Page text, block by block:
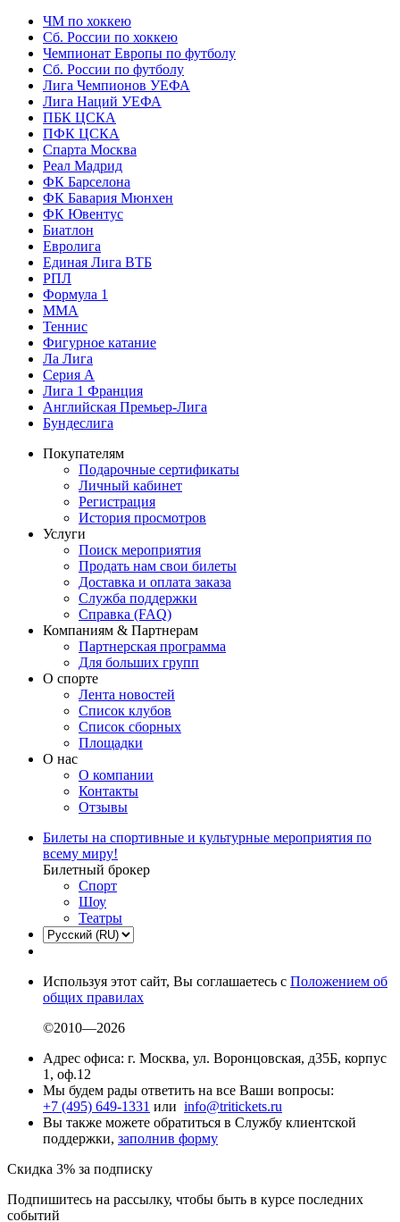
ЧМ по хоккею
Сб. России по хоккею
Чемпионат Европы по футболу
Сб. России по футболу
Лига Чемпионов УЕФА
Лига Наций УЕФА
ПБК ЦСКА
ПФК ЦСКА
Спарта Москва
Реал Мадрид
ФК Барселона
ФК Бавария Мюнхен
ФК Ювентус
Биатлон
Евролига
Единая Лига ВТБ
РПЛ
Формула 1
MMA
Теннис
Фигурное катание
Ла Лига
Серия А
Лига 1 Франция
Английская Премьер-Лига
Бундеслига
Покупателям
Подарочные сертификаты
Личный кабинет
Регистрация
История просмотров
Услуги
Поиск мероприятия
Продать нам свои билеты
Доставка и оплата заказа
Служба поддержки
Справка (FAQ)
Компаниям & Партнерам
Партнерская программа
Для больших групп
О спорте
Лента новостей
Список клубов
Список сборных
Площадки
О нас
О компании
Контакты
Отзывы
Билеты на спортивные и культурные мероприятия по
всему миру!
Билетный брокер
Спорт
Шоу
Театры
Используя этот сайт, Вы соглашаетесь с Положением об
общих правилах
©2010—2026
Адрес офиса: г. Москва, ул. Воронцовская, д35Б, корпус
1, оф.12
Мы будем рады ответить на все Ваши вопросы:
+7 (495) 649-1331 или info@tritickets.ru
Вы также можете обратиться в Службу клиентской
поддержки, заполнив форму
Скидка 3% за подписку
Подпишитесь на рассылку, чтобы быть в курсе последних
событий